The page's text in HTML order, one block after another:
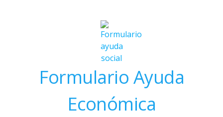
Formulario Ayuda
Económica